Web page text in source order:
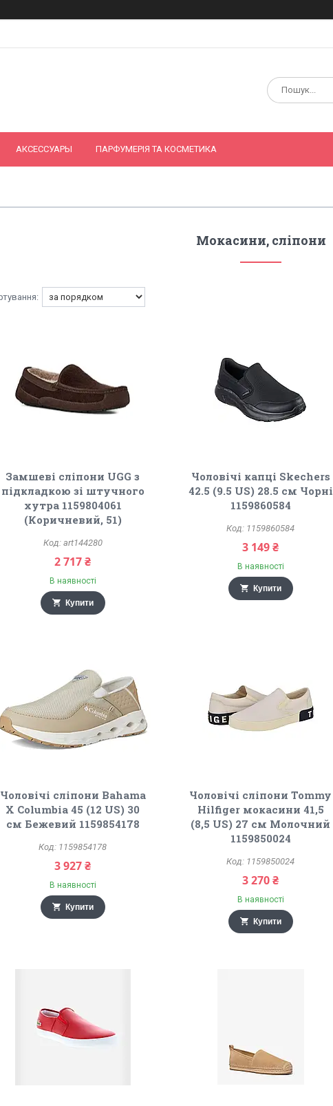
АКСЕССУАРЫ ПАРФУМЕРІЯ ТА КОСМЕТИКА
Мокасини, сліпони
Замшеві сліпони UGG з
підкладкою зі штучного
хутра 1159804061
(Коричневий, 51)
art144280
2 717 ₴
В наявності
Купити
Чоловічі капці Skechers
42.5 (9.5 US) 28.5 см Чорні
1159860584
1159860584
3 149 ₴
В наявності
Купити
Чоловічі сліпони Bahama
X Columbia 45 (12 US) 30
см Бежевий 1159854178
1159854178
3 927 ₴
В наявності
Купити
Чоловічі сліпони Tommy
Hilfiger мокасини 41,5
(8,5 US) 27 см Молочний
1159850024
1159850024
3 270 ₴
В наявності
Купити